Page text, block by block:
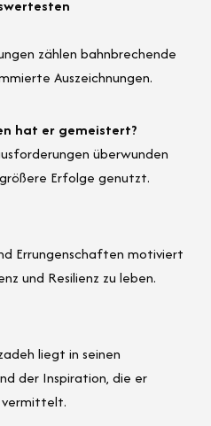
zählen bahnbrechende
Auszeichnungen.
hat er gemeistert?
überwunden
Erfolge genutzt.
Errungenschaften motiviert
und Resilienz zu leben.
liegt in seinen
der Inspiration, die er
vermittelt.